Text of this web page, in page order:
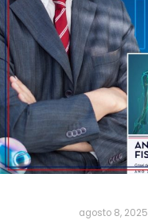
agosto 8, 2025